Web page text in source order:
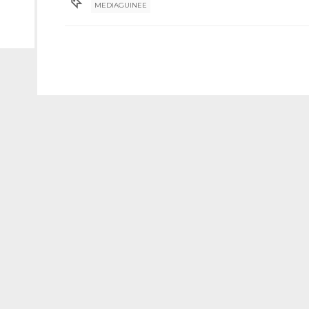
MEDIAGUINEE